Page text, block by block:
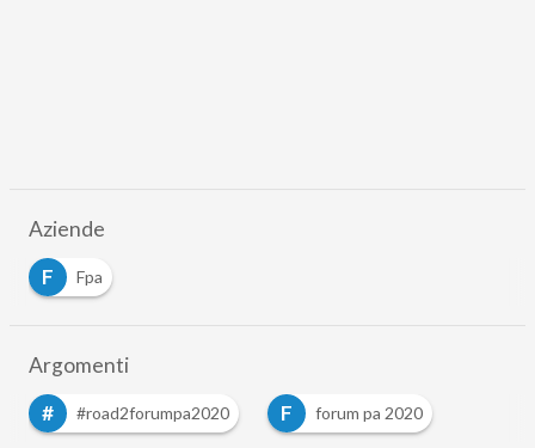
Aziende
F
Fpa
Argomenti
#
#road2forumpa2020 F forum pa 2020